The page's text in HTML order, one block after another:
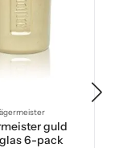
guld
6-pack